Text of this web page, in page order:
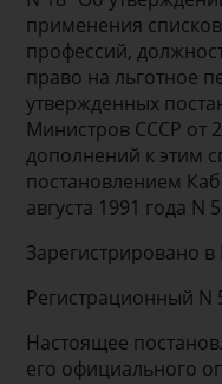
применения
профессий,
право на льготное
утвержденных
Министров СССР от
дополнений к этим
постановлением
августа 1991 года N
Зарегистрировано
Регистрационный N
Настоящее
его официального